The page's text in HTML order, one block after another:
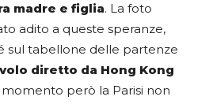
madre e figlia. La foto
adito a queste speranze,
sul tabellone delle partenze
diretto da Hong Kong
momento però la Parisi non